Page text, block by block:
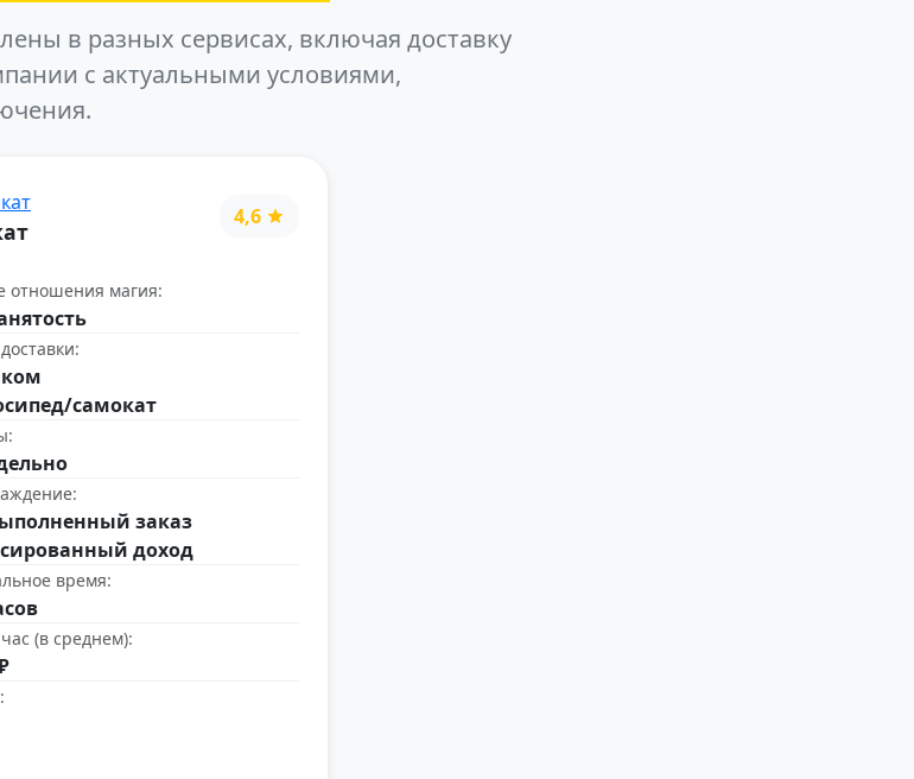
в разных сервисах, включая доставку
с актуальными условиями,
4,6
отношения магия:
самокат
заказ
доход
время:
(в среднем):